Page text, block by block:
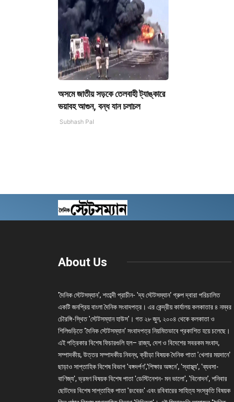
অসমে জাতীয় সড়কে তেলবাহী ট্যাঙ্কারে
ভয়াবহ আগুন, বন্ধ যান চলাচল
Subhash Pal
About Us
'দৈনিক স্টেটসম্যান', শতাব্দী প্রাচীন- 'দ্য স্টেটসম্যান' গ্রুপ দ্বারা পরিচালিত
একটি জনপ্রিয় বাংলা দৈনিক সংবাদপত্র। এর কেন্দ্রীয় কার্যালয় কলকাতার ৪ নম্বর
চৌরঙ্গি-স্থিত 'স্টেটসম্যান হাউস'। গত ২৮ জুন, ২০০৪ থেকে কলকাতা ও
শিলিগুড়িতে 'দৈনিক স্টেটসম্যান' সংবাদপত্র নিয়মিতভাবে প্রকাশিত হয়ে চলেছে।
এই পত্রিকার বিশেষ ফিচারগুলি হল– রাজ্য, দেশ ও বিদেশের সবরকম সংবাদ,
সম্পাদকীয়, উত্তর সম্পাদকীয় নিবন্ধ, ক্রীড়া বিষয়ক দৈনিক পাতা 'খেলার ময়দানে'
ছাড়াও সাপ্তাহিক বিশেষ বিভাগ 'বঙ্গদর্পণ','শিক্ষার অঙ্গনে', 'স্বাস্থ্য', 'ব্যবসা-
বাণিজ্য', ভ্রমণ বিষয়ক বিশেষ পাতা 'ডেস্টিনেশন- মন ভালো', 'বিনোদন', শনিবার
ছোটদের বিশেষ সাপ্তাহিক পাতা 'রংবেরং' এবং রবিবারের সাহিত্য সংস্কৃতি বিষয়ক